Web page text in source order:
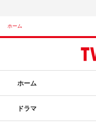
ホーム
ホーム
ドラマ